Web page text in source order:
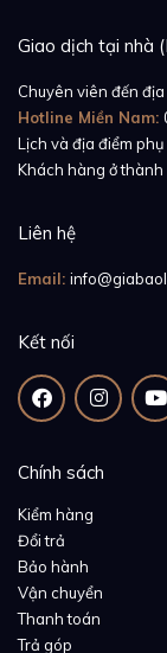
Giao dịch tại nhà
Chuyên viên đến
Hotline Miền Nam:
Lịch và địa điểm
Khách hàng ở thành
Liên hệ
Email:
Kết nối
Chính sách
Kiểm hàng
Đổi trả
Bảo hành
Vận chuyển
Thanh toán
Trả góp